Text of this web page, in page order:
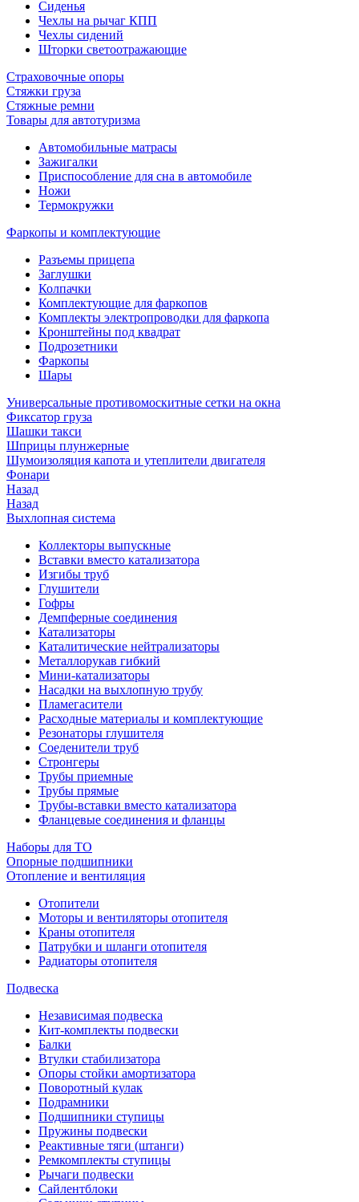
Сиденья
Чехлы на рычаг КПП
Чехлы сидений
Шторки светоотражающие
Страховочные опоры
Стяжки груза
Стяжные ремни
Товары для автотуризма
Автомобильные матрасы
Зажигалки
Приспособление для сна в автомобиле
Ножи
Термокружки
Фаркопы и комплектующие
Разъемы прицепа
Заглушки
Колпачки
Комплектующие для фаркопов
Комплекты электропроводки для фаркопа
Кронштейны под квадрат
Подрозетники
Фаркопы
Шары
Универсальные противомоскитные сетки на окна
Фиксатор груза
Шашки такси
Шприцы плунжерные
Шумоизоляция капота и утеплители двигателя
Фонари
Назад
Назад
Выхлопная система
Коллекторы выпускные
Вставки вместо катализатора
Изгибы труб
Глушители
Гофры
Демпферные соединения
Катализаторы
Каталитические нейтрализаторы
Металлорукав гибкий
Мини-катализаторы
Насадки на выхлопную трубу
Пламегасители
Расходные материалы и комплектующие
Резонаторы глушителя
Соеденители труб
Стронгеры
Трубы приемные
Трубы прямые
Трубы-вставки вместо катализатора
Фланцевые соединения и фланцы
Наборы для ТО
Опорные подшипники
Отопление и вентиляция
Отопители
Моторы и вентиляторы отопителя
Краны отопителя
Патрубки и шланги отопителя
Радиаторы отопителя
Подвеска
Независимая подвеска
Кит-комплекты подвески
Балки
Втулки стабилизатора
Опоры стойки амортизатора
Поворотный кулак
Подрамники
Подшипники ступицы
Пружины подвески
Реактивные тяги (штанги)
Ремкомплекты ступицы
Рычаги подвески
Сайлентблоки